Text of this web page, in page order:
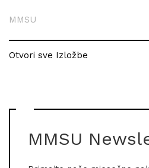
MMSU
Otvori sve Izložbe
MMSU